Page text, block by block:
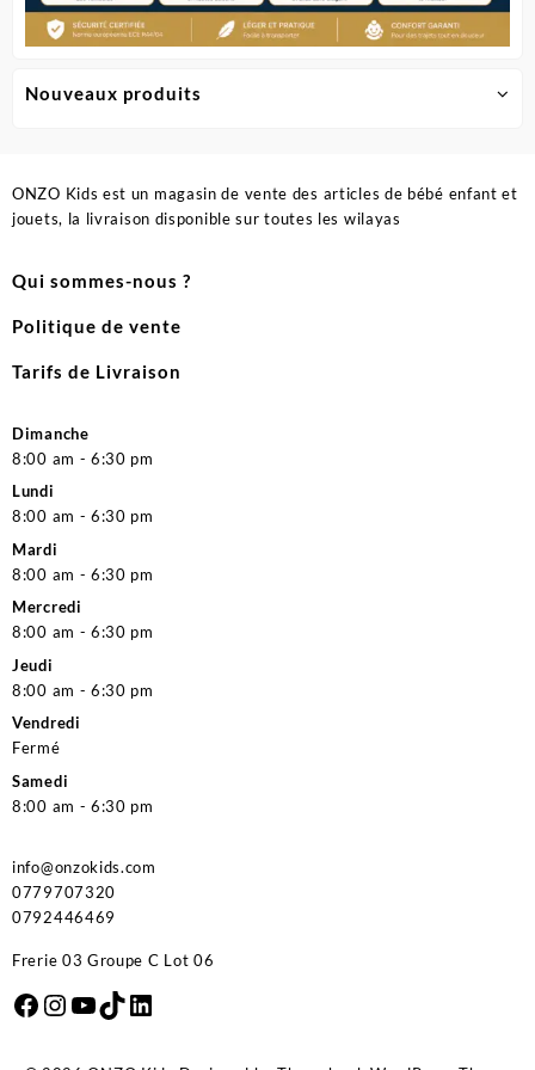
Nouveaux produits
ONZO Kids est un magasin de vente des articles de bébé enfant et
jouets, la livraison disponible sur toutes les wilayas
Qui sommes-nous ?
Politique de vente
Tarifs de Livraison
Dimanche
8:00 am - 6:30 pm
Lundi
8:00 am - 6:30 pm
Mardi
8:00 am - 6:30 pm
Mercredi
8:00 am - 6:30 pm
Jeudi
8:00 am - 6:30 pm
Vendredi
Fermé
Samedi
8:00 am - 6:30 pm
info@onzokids.com
0779707320
0792446469
Frerie 03 Groupe C Lot 06
Facebook
Instagram
YouTube
TikTok
LinkedIn